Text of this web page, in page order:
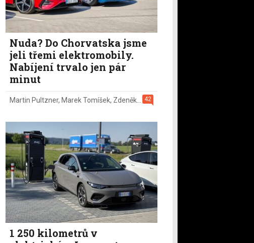
Nuda? Do Chorvatska jsme
jeli třemi elektromobily.
Nabíjení trvalo jen pár
minut
42
Martin Pultzner,Marek Tomíšek, Zdeněk Pečený
1 250 kilometrů v